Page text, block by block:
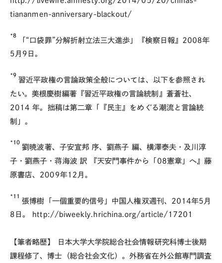
tiananmen-anniversary-blackout/
*8
「“口袋罪”分解折射立法三大進歩」『検察日報』2008年
5月9日。
*9
習近平政権の言論政策全般については、以下を参照され
たい。美根慶樹編著『習近平政権の言論統制』蒼蒼社、
2014 年。拙稿は第二章「『民主』をめぐる潮流と言論統
制」。
*10
劉暁波著、子安宣邦 序、劉燕子 編、横澤泰夫・及川淳
子・劉燕子・蒋海波 訳 『天安門事件から「08憲章」へ』藤
原書店、2009年12月。
*11
張博樹「一個重要的信号」中国人権双週刊、2014年5月
8日。 http://biweekly.hrichina.org/article/17201
【筆者略歴】 日本大学大学院総合社会情報研究科博士後期
課程修了、博士（総合社会文化）。外務省在外公館専門調査